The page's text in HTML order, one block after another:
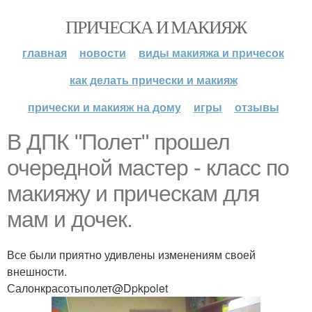
ПРИЧЕСКА И МАКИЯЖ
главная новости
виды макияжа и причесок
как делать прически и макияж
прически и макияж на дому
игры отзывы
В ДПК "Полет" прошел
очередной мастер - класс по
макияжу и прическам для
мам и дочек.
Все были приятно удивлены изменениям своей
внешности.
Салонкрасотыполет@Dpkpolet